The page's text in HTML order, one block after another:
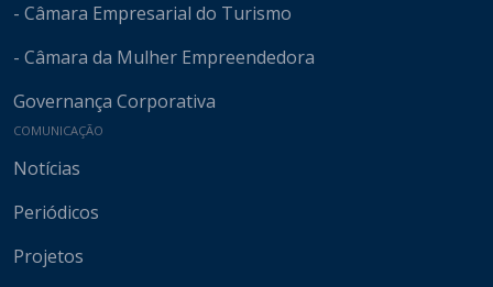
- Câmara Empresarial do Turismo
- Câmara da Mulher Empreendedora
Governança Corporativa
COMUNICAÇÃO
Notícias
Periódicos
Projetos